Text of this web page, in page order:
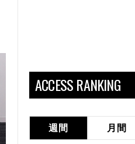
ACCESS RANKING
週間 月間